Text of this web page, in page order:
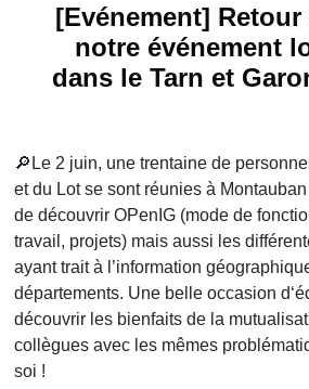
[Evénement] Retour
notre événement
dans le Tarn et
🔎Le 2 juin, une trentaine de
et du Lot se sont réunies à
de découvrir OPenIG (mode de
travail, projets) mais aussi les
ayant trait à l’information
départements. Une belle occasion
découvrir les bienfaits de la
collègues avec les mêmes
soi !